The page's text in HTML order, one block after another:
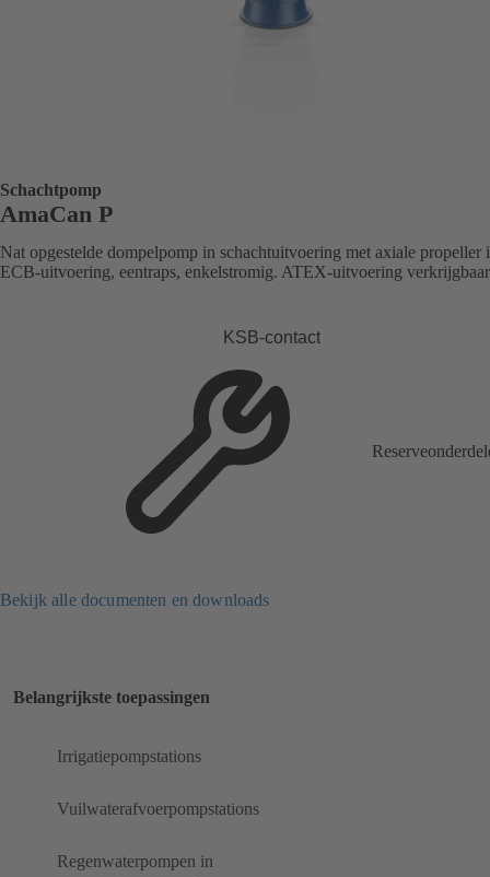
Schachtpomp
AmaCan P
Nat opgestelde dompelpomp in schachtuitvoering met axiale propeller
ECB-uitvoering, eentraps, enkelstromig. ATEX-uitvoering
KSB-contact
Bekijk alle documenten en downloads
Belangrijkste toepassingen
Irrigatiepompstations
Vuilwaterafvoerpompstations
Regenwaterpompen in